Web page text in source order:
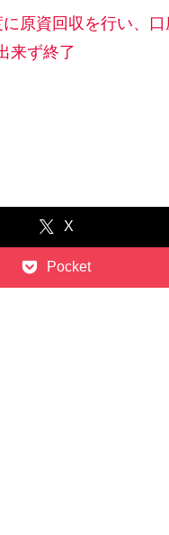
に原資回収を行い、
来ず終了
X
Pocket